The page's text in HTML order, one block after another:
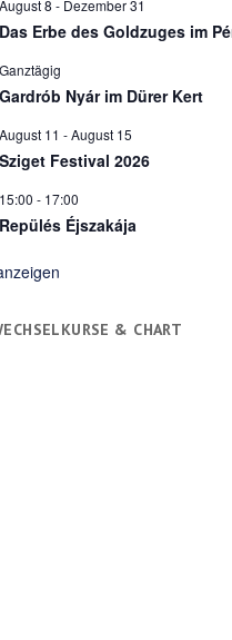
August 8 - Dezember 31
Das Erbe des Goldzuges im
Ganztägig
Gardrób Nyár im Dürer Kert
August 11 -August 15
Sziget Festival 2026
15:00 - 17:00
Repülés Éjszakája
& CHART